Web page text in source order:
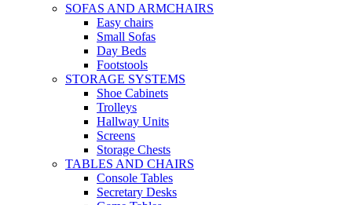
SOFAS AND ARMCHAIRS
Easy chairs
Small Sofas
Day Beds
Footstools
STORAGE SYSTEMS
Shoe Cabinets
Trolleys
Hallway Units
Screens
Storage Chests
TABLES AND CHAIRS
Console Tables
Secretary Desks